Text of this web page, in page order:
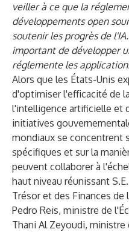
veiller à ce que la
développements open
soutenir les progrès de
important de développer
réglemente les
Alors que les États-Unis
d'optimiser l'efficacité de
l'intelligence artificielle et
initiatives
mondiaux se concentrent
spécifiques et sur la
peuvent collaborer à
haut niveau réunissant
Trésor et des Finances de
Pedro Reis, ministre de
Thani Al Zeyoudi,